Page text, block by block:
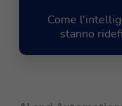
Come
stanno